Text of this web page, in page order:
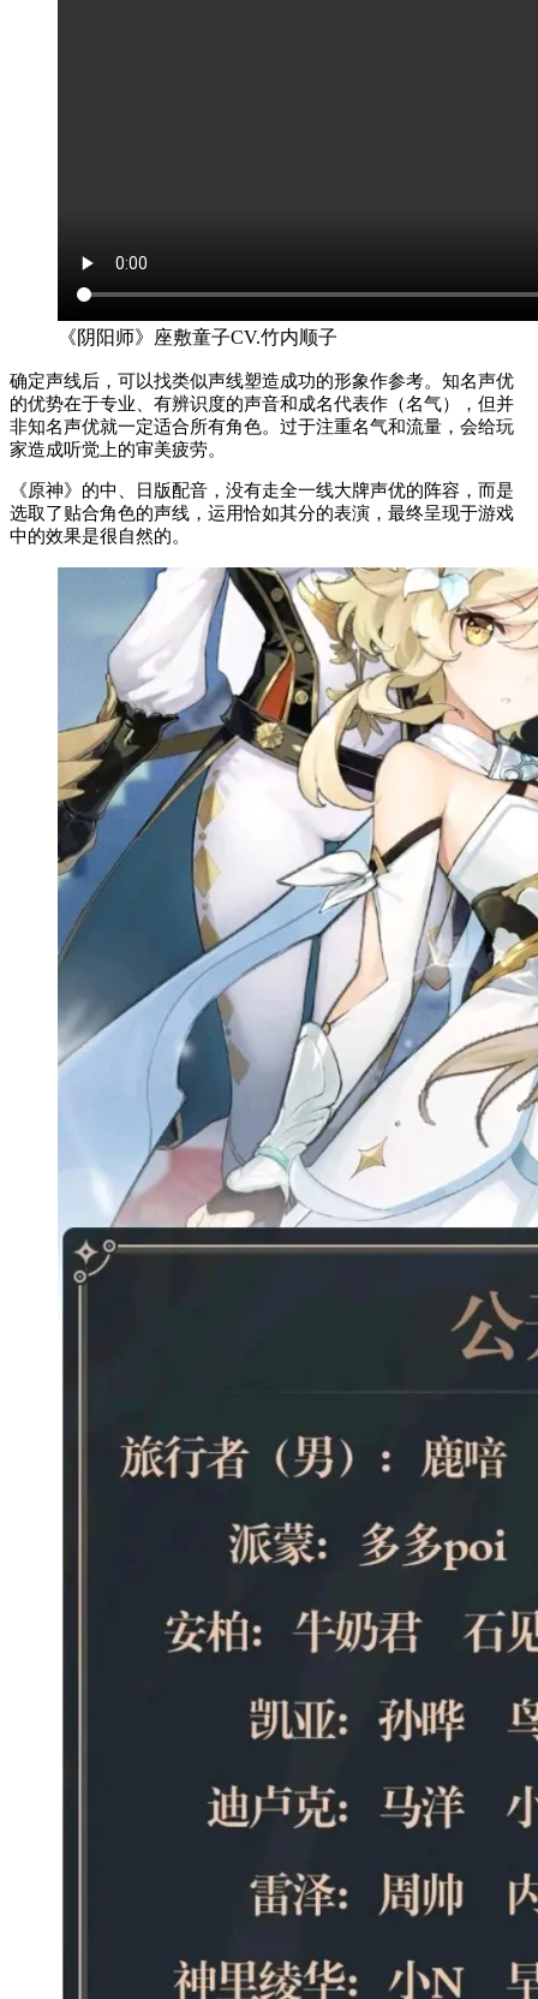
《阴阳师》座敷童子CV.竹内顺子
确定声线后，可以找类似声线塑造成功的形象作参考。知名声优
的优势在于专业、有辨识度的声音和成名代表作（名气），但并
非知名声优就一定适合所有角色。过于注重名气和流量，会给玩
家造成听觉上的审美疲劳。
《原神》的中、日版配音，没有走全一线大牌声优的阵容，而是
选取了贴合角色的声线，运用恰如其分的表演，最终呈现于游戏
中的效果是很自然的。